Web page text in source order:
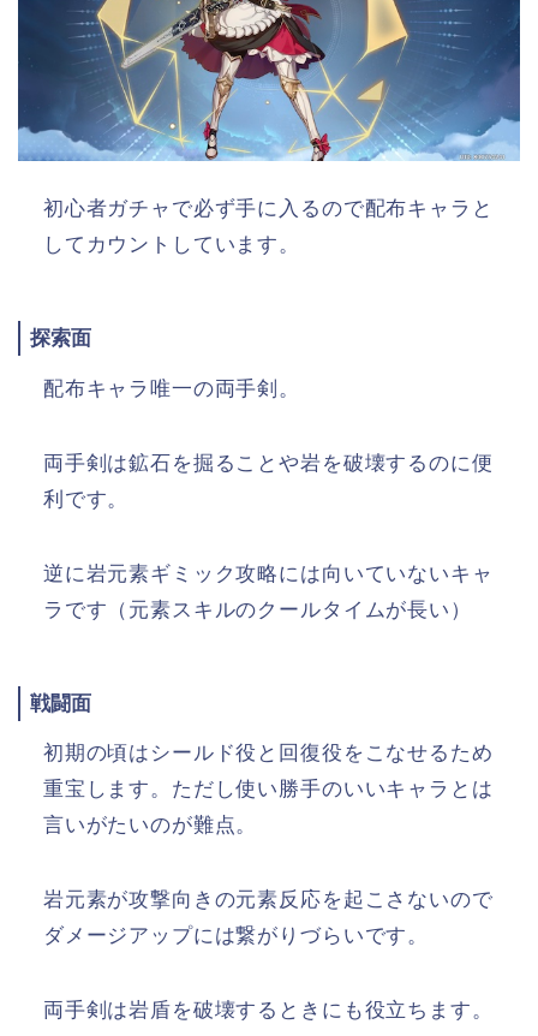
初心者ガチャで必ず手に入るので配布キャラと
してカウントしています。
探索面
配布キャラ唯一の両手剣。
両手剣は鉱石を掘ることや岩を破壊するのに便
利です。
逆に岩元素ギミック攻略には向いていないキャ
ラです（元素スキルのクールタイムが長い）
戦闘面
初期の頃はシールド役と回復役をこなせるため
重宝します。ただし使い勝手のいいキャラとは
言いがたいのが難点。
岩元素が攻撃向きの元素反応を起こさないので
ダメージアップには繋がりづらいです。
両手剣は岩盾を破壊するときにも役立ちます。